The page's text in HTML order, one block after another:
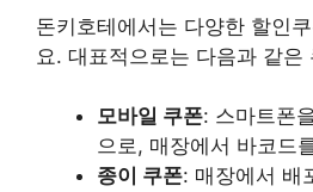
돈키호테에서는 다양한 할인
요. 대표적으로는 다음과 같은
모바일 쿠폰: 스마트폰
으로, 매장에서 바코드
종이 쿠폰: 매장에서 배